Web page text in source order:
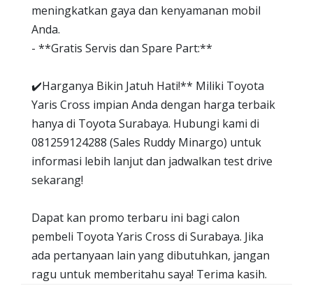
meningkatkan gaya dan kenyamanan mobil
Anda.
- **Gratis Servis dan Spare Part:**
✔️Harganya Bikin Jatuh Hati!** Miliki Toyota
Yaris Cross impian Anda dengan harga terbaik
hanya di Toyota Surabaya. Hubungi kami di
081259124288 (Sales Ruddy Minargo) untuk
informasi lebih lanjut dan jadwalkan test drive
sekarang!
Dapat kan promo terbaru ini bagi calon
pembeli Toyota Yaris Cross di Surabaya. Jika
ada pertanyaan lain yang dibutuhkan, jangan
ragu untuk memberitahu saya! Terima kasih.